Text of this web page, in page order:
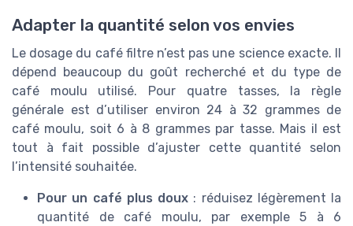
Adapter la quantité selon vos envies
Le dosage du café filtre n’est pas une science exacte. Il
dépend beaucoup du goût recherché et du type de
café moulu utilisé. Pour quatre tasses, la règle
générale est d’utiliser environ 24 à 32 grammes de
café moulu, soit 6 à 8 grammes par tasse. Mais il est
tout à fait possible d’ajuster cette quantité selon
l’intensité souhaitée.
Pour un café plus doux : réduisez légèrement la
quantité de café moulu, par exemple 5 à 6